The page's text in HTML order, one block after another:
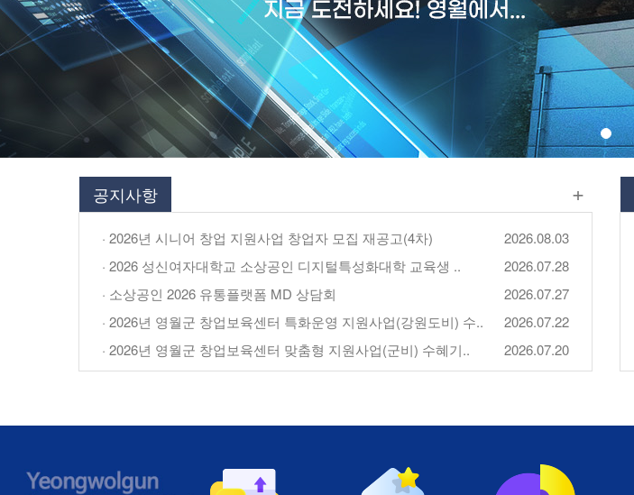
공지사항 +
· 2026년 시니어 창업 지원사업 창업자 모집 재공고(4차)
2026.08.03
· 2026 성신여자대학교 소상공인 디지털특성화대학 교육생 ..
2026.07.28
· 소상공인 2026 유통플랫폼 MD 상담회
2026.07.27
· 2026년 영월군 창업보육센터 특화운영 지원사업(강원도비) 수..
2026.07.22
· 2026년 영월군 창업보육센터 맞춤형 지원사업(군비) 수혜기..
2026.07.20